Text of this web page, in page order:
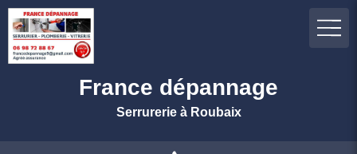
France dépannage
Serrurerie à Roubaix